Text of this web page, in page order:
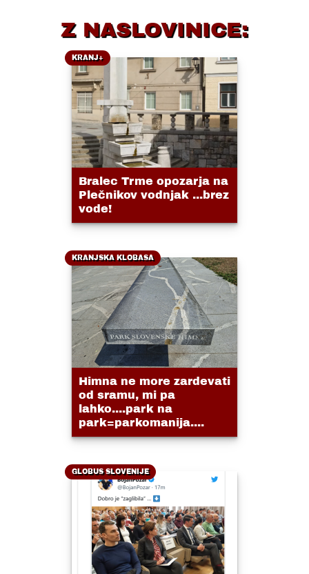
Z NASLOVINICE:
KRANJ+
Bralec Trme opozarja na
Plečnikov vodnjak ...brez
vode!
KRANJSKA KLOBASA
Himna ne more zardevati
od sramu, mi pa
lahko....park na
park=parkomanija....
GLOBUS SLOVENIJE